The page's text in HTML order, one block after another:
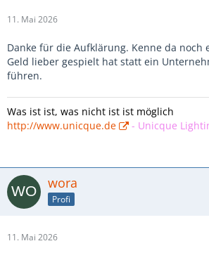
11. Mai 2026
Danke für die Aufklärung. Kenne da noch
Geld lieber gespielt hat statt ein
führen.
Was ist ist, was nicht ist ist möglich
http://www.unicque.de
- Unicque
wora
Profi
11. Mai 2026